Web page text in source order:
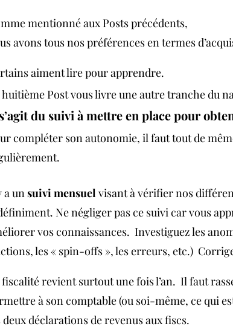
mentionné aux Posts précédents,
avons tous nos préférences en termes
aiment lire pour apprendre.
huitième Post vous livre une autre tranche du
du suivi à mettre en place pour
compléter son autonomie, il faut tout de
a un suivi mensuel visant à vérifier nos
Ne négliger pas ce suivi car vous
vos connaissances.  Investiguez les
les « spin-offs », les erreurs, etc.)
fiscalité revient surtout une fois l’an.  Il faut
à son comptable (ou soi-même, ce qui
deux déclarations de revenus aux fiscs.